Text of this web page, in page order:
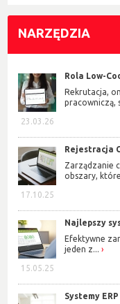
NARZĘDZIA
23.03.26
Rola Low-
Rekrutacja,
pracowniczą,
17.10.25
Rejestracja
Zarządzanie
obszary,
15.05.25
Najlepszy
Efektywne
jeden z...
Systemy